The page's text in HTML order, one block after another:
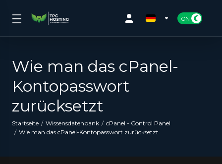
Wie man das cPanel-
Kontopasswort
zurücksetzt
Startseite Wissensdatenbank
cPanel - Control Panel
Wie man das cPanel-Kontopasswort zurücksetzt